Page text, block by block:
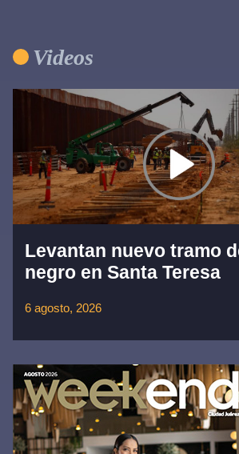
Videos
Levantan nuevo tramo
negro en Santa Teresa
6 agosto, 2026